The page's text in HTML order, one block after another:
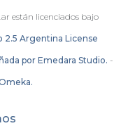
están licenciados bajo
Argentina License
por Emedara Studio. -